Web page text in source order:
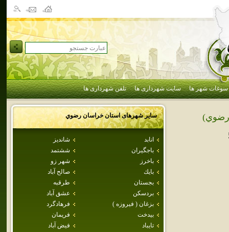
سوغات شهر ها سایت شهرداری ها تلفن شهرداری ها
سایر شهرهای استانخراسان رضوي
انابد
شانديز
باجگيران
ششتمد
باخرز
شهر زو
بايك
صالح آباد
بجستان
طرقبه
بردسكن
عشق آباد
بزغان ( فيروزه )
فرهادگرد
بيدخت
فريمان
تايباد
فيض آباد